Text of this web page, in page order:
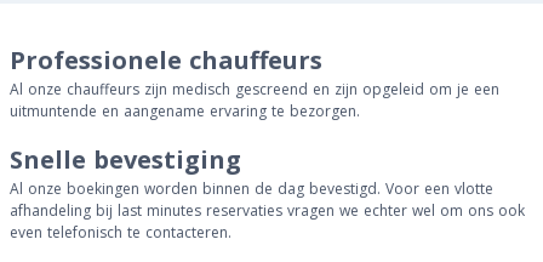
Professionele chauffeurs
Al onze chauffeurs zijn medisch gescreend en zijn opgeleid om je een
uitmuntende en aangename ervaring te bezorgen.
Snelle bevestiging
Al onze boekingen worden binnen de dag bevestigd. Voor een vlotte
afhandeling bij last minutes reservaties vragen we echter wel om ons ook
even telefonisch te contacteren.